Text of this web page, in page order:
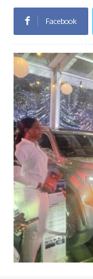
Facebook